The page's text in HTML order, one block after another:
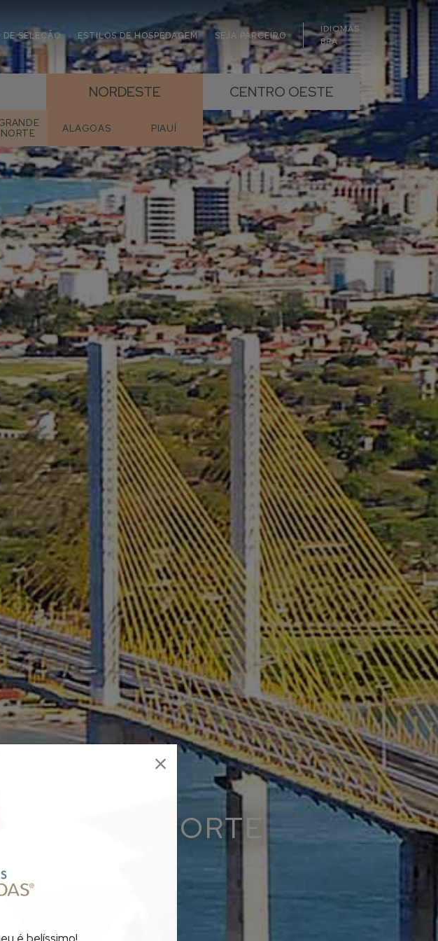
SELEÇÃO ESTILOS DE HOSPEDAGEM SEJA PARCEIRO
IDIOMAS
BRA
NORDESTE
ALAGOAS PIAUÍ
CENTRO OESTE
DO NORTE